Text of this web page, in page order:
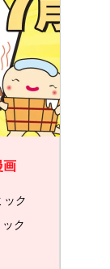
画
ック
ク